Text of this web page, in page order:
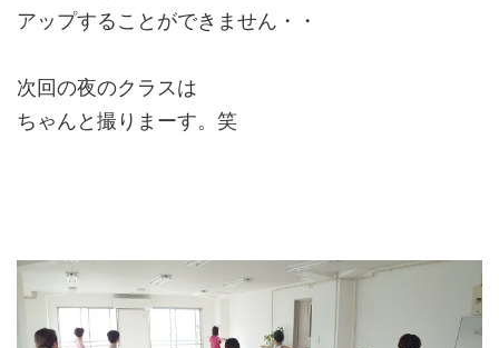
アップすることができません・・
次回の夜のクラスは
ちゃんと撮りまーす。笑